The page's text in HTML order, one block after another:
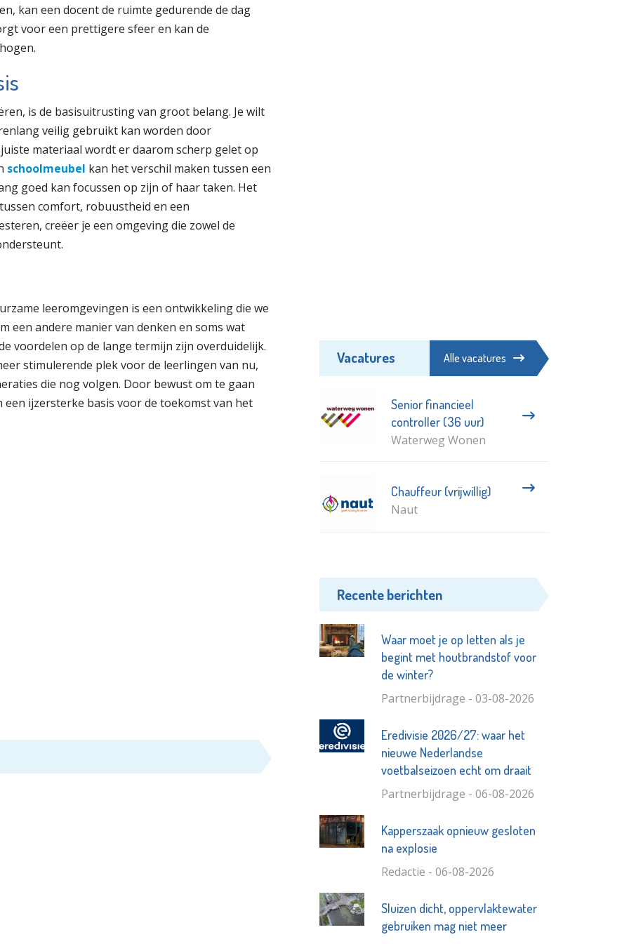
kan een docent de ruimte gedurende de dag
voor een prettigere sfeer en kan de
is de basisuitrusting van groot belang. Je wilt
veilig gebruikt kan worden door
materiaal wordt er daarom scherp gelet op
schoolmeubel kan het verschil maken tussen een
goed kan focussen op zijn of haar taken. Het
comfort, robuustheid en een
creëer je een omgeving die zowel de
leeromgevingen is een ontwikkeling die we
een andere manier van denken en soms wat
voordelen op de lange termijn zijn overduidelijk.
stimulerende plek voor de leerlingen van nu,
die nog volgen. Door bewust om te gaan
ijzersterke basis voor de toekomst van het
Vacatures Alle vacatures
Senior financieel
controller (36 uur)
Waterweg Wonen
Chauffeur (vrijwillig)
Naut
Recente berichten
Waar moet je op letten als je
begint met houtbrandstof voor
de winter?
Partnerbijdrage - 03-08-2026
Eredivisie 2026/27: waar het
nieuwe Nederlandse
voetbalseizoen echt om draait
Partnerbijdrage - 06-08-2026
Kapperszaak opnieuw gesloten
na explosie
Redactie - 06-08-2026
Sluizen dicht, oppervlaktewater
gebruiken mag niet meer